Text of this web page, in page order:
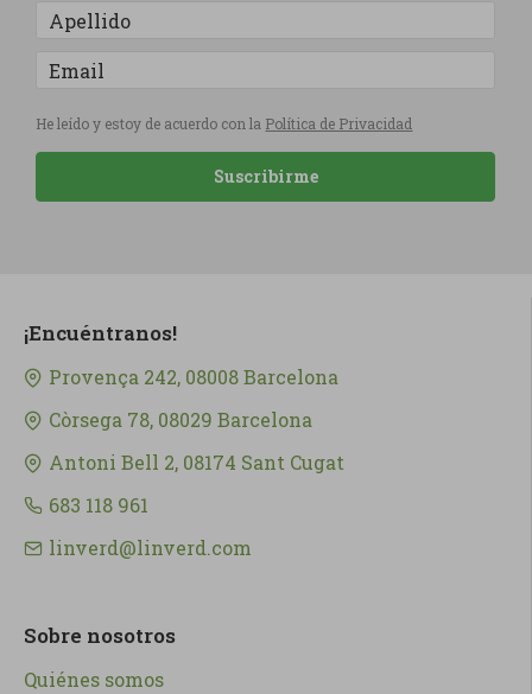
He leído y estoy de acuerdo con la Política de Privacidad
Suscribirme
¡Encuéntranos!
Provença 242, 08008 Barcelona
Còrsega 78, 08029 Barcelona
Antoni Bell 2, 08174 Sant Cugat
683 118 961
linverd@linverd.com
Sobre nosotros
Quiénes somos